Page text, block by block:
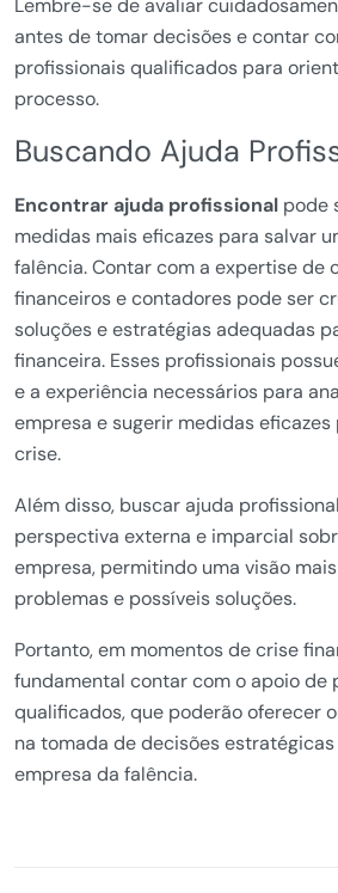
antes de tomar decisões e contar
profissionais qualificados para
processo.
Buscando Ajuda
Encontrar ajuda profissional pode
medidas mais eficazes para salvar
falência. Contar com a expertise de
financeiros e contadores pode ser
soluções e estratégias adequadas
financeira. Esses profissionais
e a experiência necessários para
empresa e sugerir medidas
crise.
Além disso, buscar ajuda
perspectiva externa e imparcial
empresa, permitindo uma visão
problemas e possíveis soluções.
Portanto, em momentos de crise
fundamental contar com o apoio de
qualificados, que poderão oferecer
na tomada de decisões
empresa da falência.